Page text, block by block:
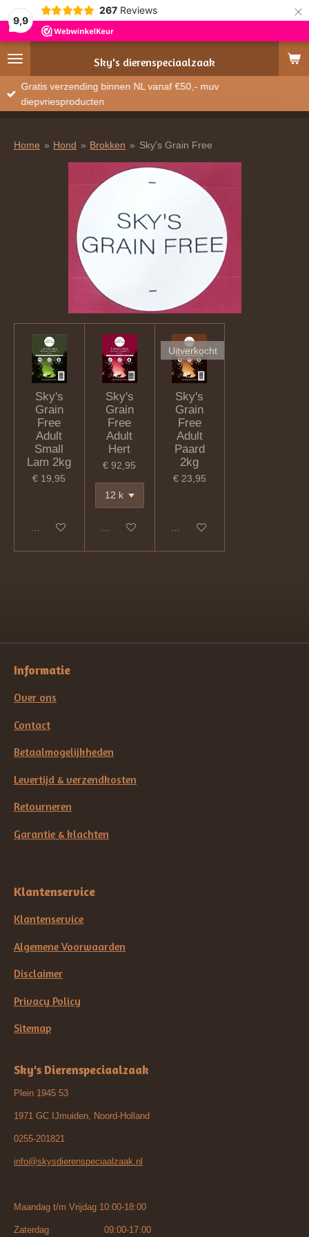
9,9
267 Reviews ×
Sky's dierenspeciaalzaak
Gratis verzending binnen NL vanaf €50,- muv
diepvriesproducten
Home » Hond » Brokken » Sky's Grain Free
Sky's
Grain
Free
Adult
Small
Lam 2kg
€ 19,95
In winkelwagen
Sky's
Grain
Free
Adult
Hert
€ 92,95
In winkelwagen
Uitverkocht
Sky's
Grain
Free
Adult
Paard
2kg
€ 23,95
Houd mij op de hoogte
Informatie
Over ons
Contact
Betaalmogelijkheden
Levertijd & verzendkosten
Retourneren
Garantie & klachten
Klantenservice
Klantenservice
Algemene Voorwaarden
Disclaimer
Privacy Policy
Sitemap
Sky's Dierenspeciaalzaak
Plein 1945 53
1971 GC IJmuiden, Noord-Holland
0255-201821
info@skysdierenspeciaalzaak.nl
Maandag t/m Vrijdag 10:00-18:00
Zaterdag 09:00-17:00